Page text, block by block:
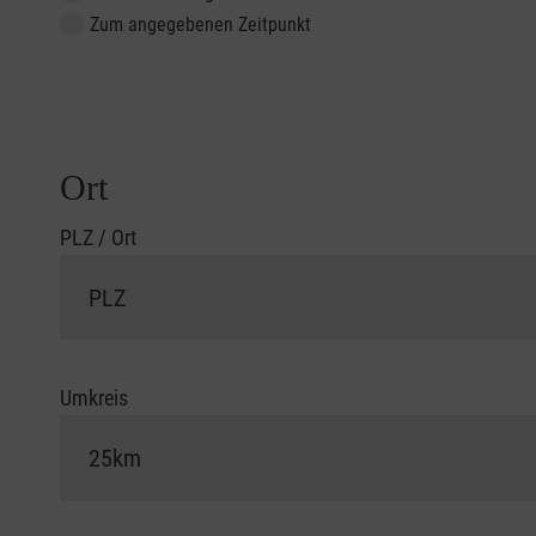
Zum angegebenen Zeitpunkt
Ort
PLZ / Ort
Umkreis